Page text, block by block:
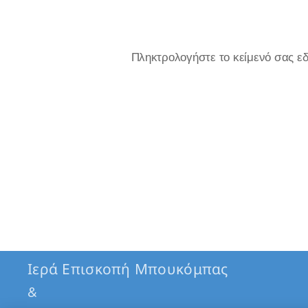
Πληκτρολογήστε το κείμενό σας
Ιερά Επισκοπή Μπουκόμπας
&